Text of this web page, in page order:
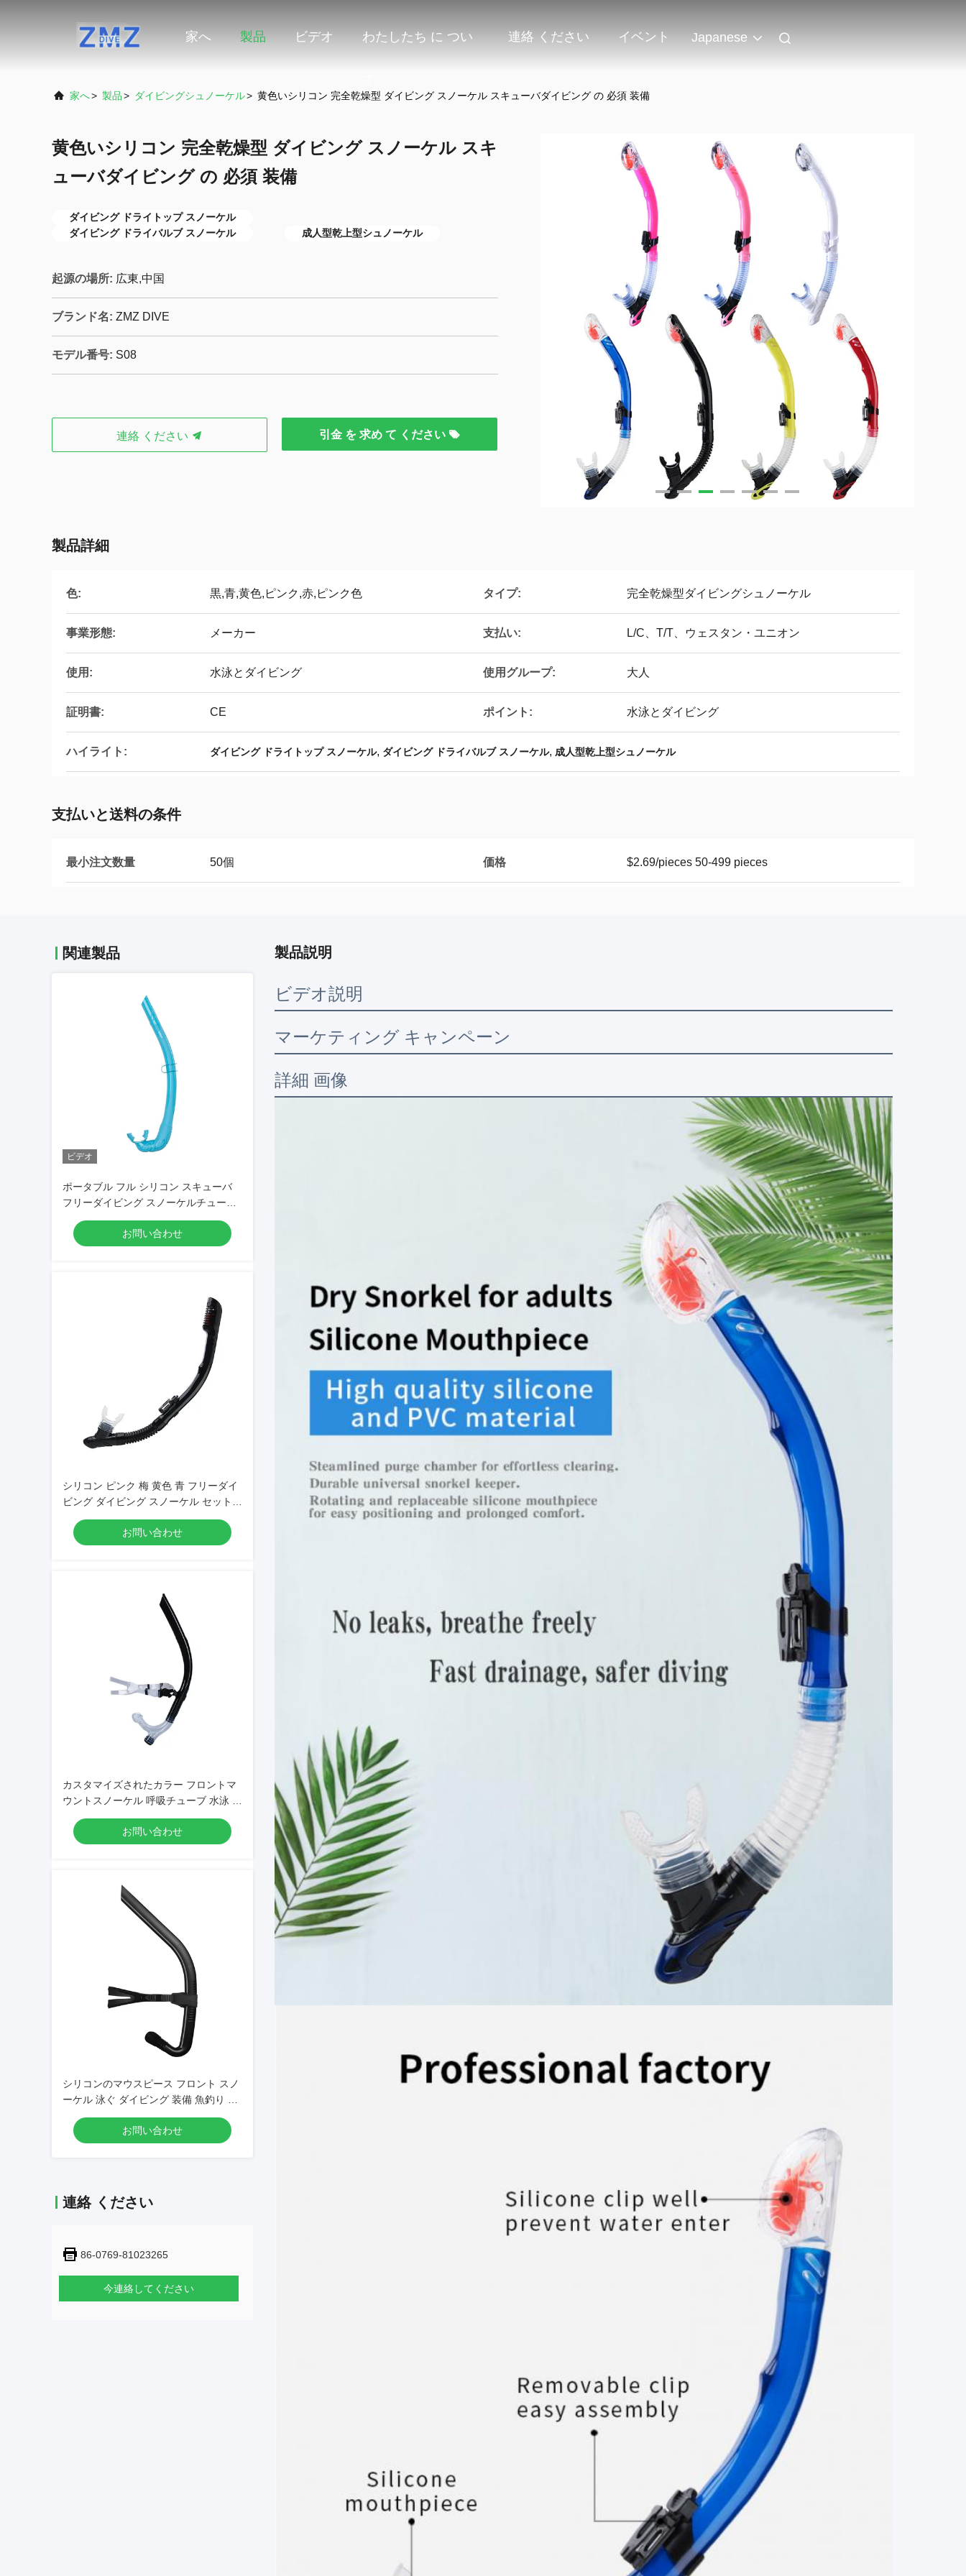
家へ 製品 ビデオ わたしたち に つい 連絡 ください イベント Japanese
家へ> 製品> ダイビングシュノーケル> 黄色いシリコン 完全乾燥型 ダイビング スノーケル スキューバダイビング の 必須 装備
黄色いシリコン 完全乾燥型 ダイビング スノーケル スキ
ューバダイビング の 必須 装備
ダイビング ドライトップ スノーケル
ダイビング ドライバルブ スノーケル
成人型乾上型シュノーケル
起源の場所: 広東,中国
ブランド名: ZMZ DIVE
モデル番号: S08
連絡 ください 引金 を 求め て ください
製品詳細
色: 黒,青,黄色,ピンク,赤,ピンク色 タイプ: 完全乾燥型ダイビングシュノーケル
事業形態: メーカー 支払い: L/C、T/T、ウェスタン・ユニオン
使用: 水泳とダイビング 使用グループ: 大人
証明書: CE ポイント: 水泳とダイビング
ハイライト: ダイビング ドライトップ スノーケル, ダイビング ドライバルブ スノーケル, 成人型乾上型シュノーケル
支払いと送料の条件
最小注文数量 50個 価格 $2.69/pieces 50-499 pieces
関連製品
ビデオ
ポータブル フル シリコン スキューバ
フリーダイビング スノーケルチューブ
成人のための色々な選択
お問い合わせ
シリコン ピンク 梅 黄色 青 フリーダイ
ビング ダイビング スノーケル セット
CE 証明書
お問い合わせ
カスタマイズされたカラー フロントマ
ウントスノーケル 呼吸チューブ 水泳 ダ
イビング
お問い合わせ
シリコンのマウスピース フロント スノ
ーケル 泳ぐ ダイビング 装備 魚釣り 浮
遊管
お問い合わせ
連絡 ください
86-0769-81023265
今連絡してください
製品説明
ビデオ説明
マーケティング キャンペーン
詳細 画像